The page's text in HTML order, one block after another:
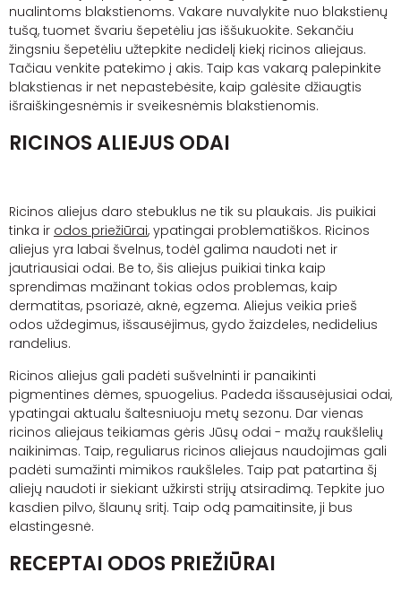
nualintoms blakstienoms. Vakare nuvalykite nuo blakstienų
tušą, tuomet švariu šepetėliu jas iššukuokite. Sekančiu
žingsniu šepetėliu užtepkite nedidelį kiekį ricinos aliejaus.
Tačiau venkite patekimo į akis. Taip kas vakarą palepinkite
blakstienas ir net nepastebėsite, kaip galėsite džiaugtis
išraiškingesnėmis ir sveikesnėmis blakstienomis.
RICINOS ALIEJUS ODAI
Ricinos aliejus daro stebuklus ne tik su plaukais. Jis puikiai
tinka ir odos priežiūrai, ypatingai problematiškos. Ricinos
aliejus yra labai švelnus, todėl galima naudoti net ir
jautriausiai odai. Be to, šis aliejus puikiai tinka kaip
sprendimas mažinant tokias odos problemas, kaip
dermatitas, psoriazė, aknė, egzema. Aliejus veikia prieš
odos uždegimus, išsausėjimus, gydo žaizdeles, nedidelius
randelius.
Ricinos aliejus gali padėti sušvelninti ir panaikinti
pigmentines dėmes, spuogelius. Padeda išsausėjusiai odai,
ypatingai aktualu šaltesniuoju metų sezonu. Dar vienas
ricinos aliejaus teikiamas gėris Jūsų odai - mažų raukšlelių
naikinimas. Taip, reguliarus ricinos aliejaus naudojimas gali
padėti sumažinti mimikos raukšleles. Taip pat patartina šį
aliejų naudoti ir siekiant užkirsti strijų atsiradimą. Tepkite juo
kasdien pilvo, šlaunų sritį. Taip odą pamaitinsite, ji bus
elastingesnė.
RECEPTAI ODOS PRIEŽIŪRAI